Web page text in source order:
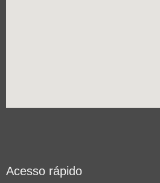
Acesso rápido